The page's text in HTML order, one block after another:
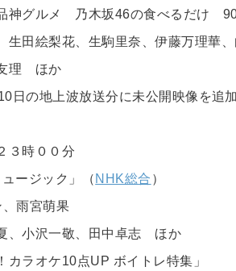
品神グルメ 乃木坂46の食べるだけ
生田絵梨花、生駒里奈、伊藤万理華
理 ほか
日の地上波放送分に未公開映像を追
３時００分
ュージック」（ NHK総合 ）
雨宮萌果
、小沢一敬、田中卓志 ほか
カラオケ10点UP ボイトレ特集」